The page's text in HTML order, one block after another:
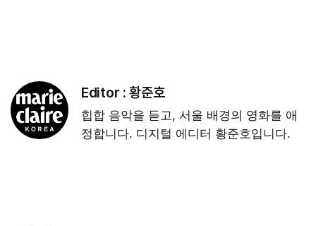
Editor :황준호
힙합 음악을 듣고, 서울 배경의 영화를 애
정합니다. 디지털 에디터 황준호입니다.